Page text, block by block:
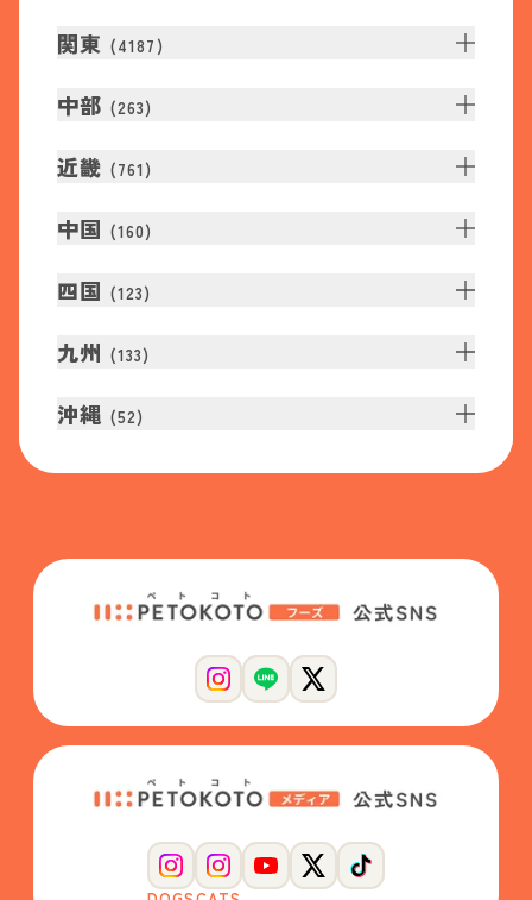
関東 (4187 )
中部 (263)
近畿 (761 )
中国 (160)
四国 (123)
九州 (133)
沖縄 (52)